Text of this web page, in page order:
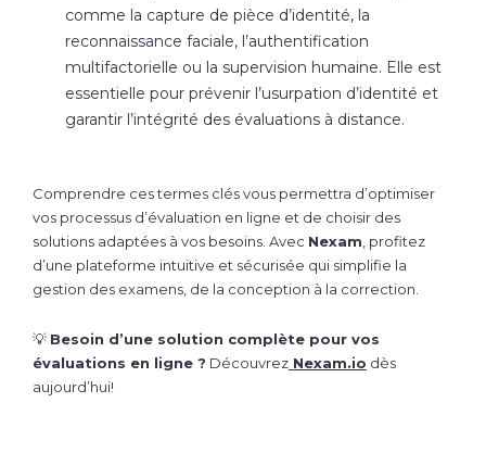
comme la capture de pièce d’identité, la
reconnaissance faciale, l’authentification
multifactorielle ou la supervision humaine. Elle est
essentielle pour prévenir l’usurpation d’identité et
garantir l’intégrité des évaluations à distance.
Comprendre ces termes clés vous permettra d’optimiser
vos processus d’évaluation en ligne et de choisir des
solutions adaptées à vos besoins. Avec Nexam , profitez
d’une plateforme intuitive et sécurisée qui simplifie la
gestion des examens, de la conception à la correction.
💡 Besoin d’une solution complète pour vos
évaluations en ligne ? Découvrez Nexam.io dès
aujourd’hui!